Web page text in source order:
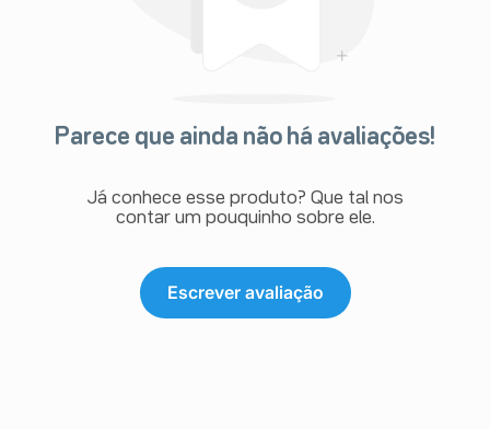
Parece que ainda não há avaliações!
Já conhece esse produto? Que tal nos
contar um pouquinho sobre ele.
Escrever avaliação